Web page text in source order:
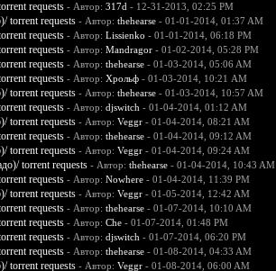
requests - Автор: 317d - 12-31-2013, 02:25 PM
torrent requests - Автор: thehearse- 01-01-2014, 01:37 AM
requests - Автор: Lissienko - 01-01-2014, 06:18 PM
requests - Автор: Mandragor- 01-02-2014, 05:28 PM
requests - Автор: thehearse- 01-03-2014, 05:06 AM
requests - Автор: Хрольф- 01-03-2014, 10:21 AM
torrent requests - Автор: thehearse- 01-03-2014, 10:57 AM
requests - Автор: djswitch - 01-04-2014, 01:12 AM
torrent requests - Автор: Veggr- 01-04-2014, 08:21 AM
requests - Автор: thehearse- 01-04-2014, 09:12 AM
torrent requests - Автор: Veggr- 01-04-2014, 09:24 AM
torrent requests - Автор: thehearse- 01-04-2014, 10:43 AM
requests - Автор: Nowhere- 01-04-2014, 11:39 PM
torrent requests - Автор: Veggr- 01-05-2014, 12:42 AM
requests - Автор: thehearse- 01-07-2014, 10:10 AM
requests - Автор: Che- 01-07-2014, 01:48 PM
requests - Автор: djswitch - 01-07-2014, 06:20 PM
requests - Автор: thehearse- 01-08-2014, 04:33 AM
torrent requests - Автор: Veggr- 01-08-2014, 06:00 AM